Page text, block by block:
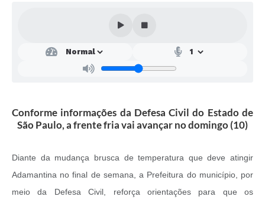
Conforme informações da Defesa Civil do Estado de
São Paulo, a frente fria vai avançar no domingo (10)
Diante da mudança brusca de temperatura que deve atingir
Adamantina no final de semana, a Prefeitura do município, por
meio da Defesa Civil, reforça orientações para que os